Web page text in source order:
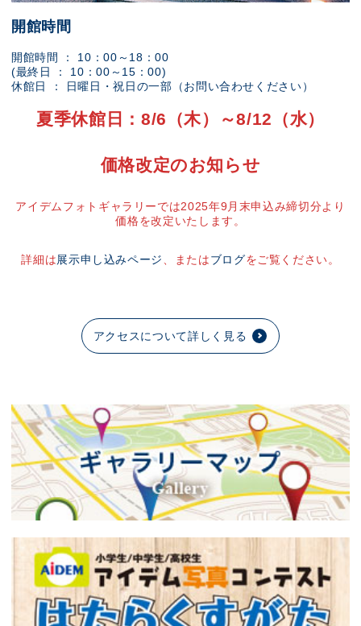
開館時間
開館時間 ： 10：00～18：00
(最終日 ： 10：00～15：00)
休館日 ： 日曜日・祝日の一部（お問い合わせください）
夏季休館日：8/6（木）～8/12（水）
価格改定のお知らせ
アイデムフォトギャラリーでは2025年9月末申込み締切分より
価格を改定いたします。
詳細は展示申し込みページ 、またはブログをご覧ください。
アクセスについて詳しく見る